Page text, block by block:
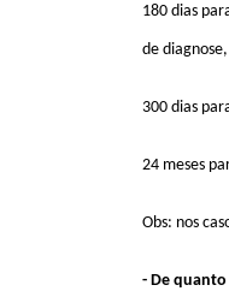
180 dias
de
300 dias
24 meses
Obs: nos
- De